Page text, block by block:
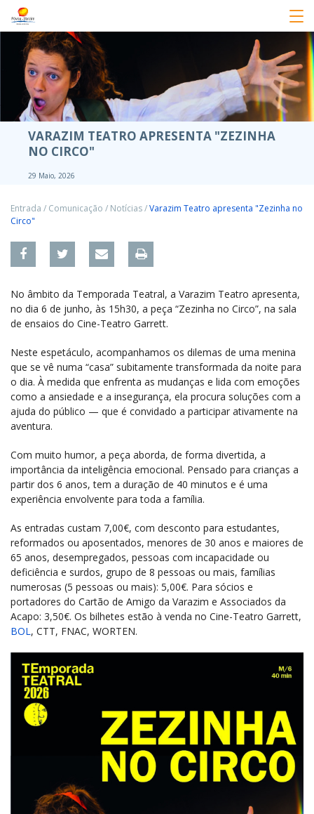
VARAZIM TEATRO APRESENTA "ZEZINHA
NO CIRCO"
29 Maio, 2026
Entrada / Comunicação / Notícias/Varazim Teatro apresenta "Zezinha no
Circo"
No âmbito da Temporada Teatral, a Varazim Teatro apresenta,
no dia 6 de junho, às 15h30, a peça “Zezinha no Circo”, na sala
de ensaios do Cine-Teatro Garrett.
Neste espetáculo, acompanhamos os dilemas de uma menina
que se vê numa “casa” subitamente transformada da noite para
o dia. À medida que enfrenta as mudanças e lida com emoções
como a ansiedade e a insegurança, ela procura soluções com a
ajuda do público — que é convidado a participar ativamente na
aventura.
Com muito humor, a peça aborda, de forma divertida, a
importância da inteligência emocional. Pensado para crianças a
partir dos 6 anos, tem a duração de 40 minutos e é uma
experiência envolvente para toda a família.
As entradas custam 7,00€, com desconto para estudantes,
reformados ou aposentados, menores de 30 anos e maiores de
65 anos, desempregados, pessoas com incapacidade ou
deficiência e surdos, grupo de 8 pessoas ou mais, famílias
numerosas (5 pessoas ou mais): 5,00€. Para sócios e
portadores do Cartão de Amigo da Varazim e Associados da
Acapo: 3,50€. Os bilhetes estão à venda no Cine-Teatro Garrett,
BOL, CTT, FNAC, WORTEN.